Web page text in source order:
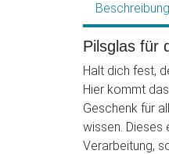
Beschreibung
Pilsglas für
Halt dich fest,
Hier kommt
Geschenk für
wissen. Dieses
Verarbeitung,